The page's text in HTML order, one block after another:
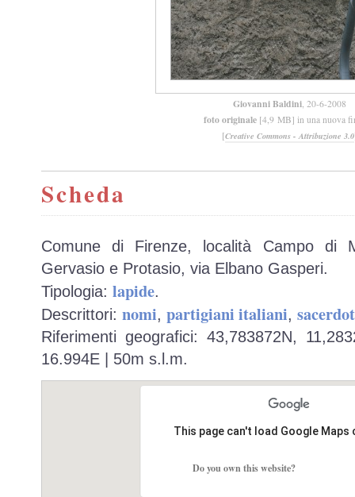
Giovanni Baldini, 20-6-2008
foto originale [4,9 MB] in una nuova
[Creative Commons - Attribuzione 3.0
Scheda
Comune di Firenze, località Campo di
Gervasio e Protasio, via Elbano Gasperi.
Tipologia: lapide.
Descrittori: nomi, partigiani italiani,
Riferimenti geografici: 43,783872N,
16.994E | 50m s.l.m.
This page can't load Google
Do you own this website?